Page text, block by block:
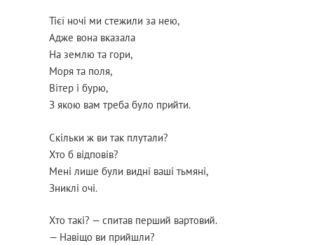
Тієї ночі ми стежили за нею,
Адже вона вказала
На землю та гори,
Моря та поля,
Вітер і бурю,
З якою вам треба було прийти.
Скільки ж ви так плутали?
Хто б відповів?
Мені лише були видні ваші тьмяні,
Зниклі очі.
Хто такі? — спитав перший вартовий.
— Навіщо ви прийшли?